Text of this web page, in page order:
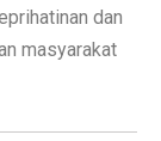
dan
masyarakat